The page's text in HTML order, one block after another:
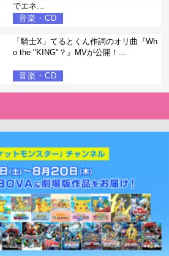
でエネ...
音楽・CD
「騎士X」てるとくん作詞のオリ曲『Wh
o the "KING"？』MVが公開！...
音楽・CD